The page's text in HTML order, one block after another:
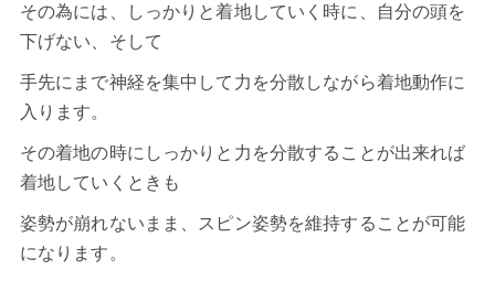
その為には、しっかりと着地していく時に、自分の頭を
下げない、そして
手先にまで神経を集中して力を分散しながら着地動作に
入ります。
その着地の時にしっかりと力を分散することが出来れば
着地していくときも
姿勢が崩れないまま、スピン姿勢を維持することが可能
になります。